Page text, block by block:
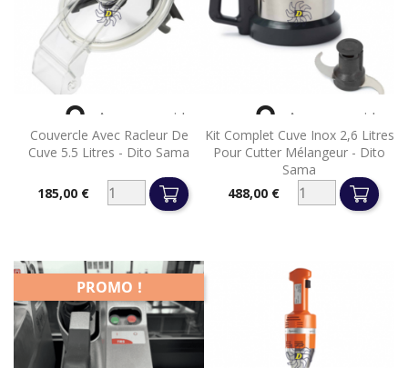
Couvercle Avec Racleur De
Cuve 5.5 Litres - Dito Sama
Prix185,00 €
 Aperçu rapide
Kit Complet Cuve Inox 2,6 Litres
Pour Cutter Mélangeur - Dito
Sama
Prix488,00 €
 Aperçu rapide
PROMO !